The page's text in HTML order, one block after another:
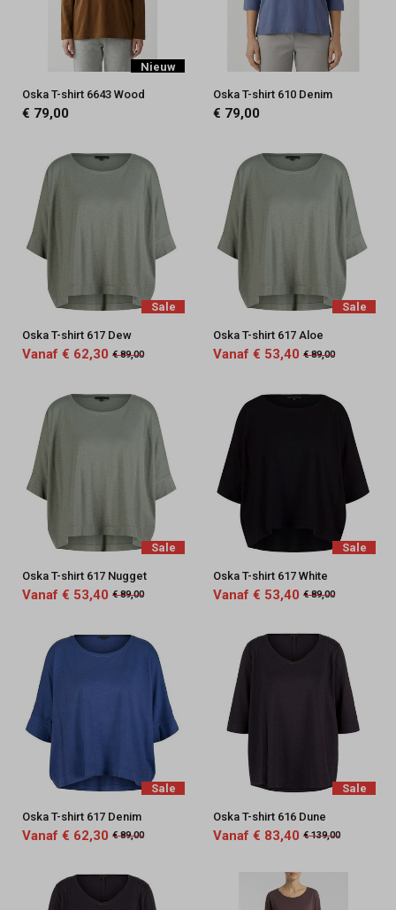
Nieuw
Oska T-shirt 6643 Wood
€ 79,00
Oska T-shirt 610 Denim
€ 79,00
Sale
Oska T-shirt 617 Dew
Vanaf € 62,30 € 89,00
Sale
Oska T-shirt 617 Aloe
Vanaf € 53,40 € 89,00
Sale
Oska T-shirt 617 Nugget
Vanaf € 53,40 € 89,00
Sale
Oska T-shirt 617 White
Vanaf € 53,40 € 89,00
Sale
Oska T-shirt 617 Denim
Vanaf € 62,30 € 89,00
Sale
Oska T-shirt 616 Dune
Vanaf € 83,40 € 139,00